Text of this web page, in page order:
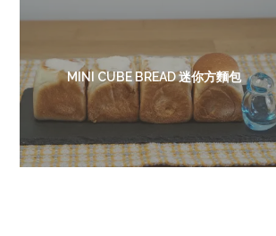
MINI CUBE BREAD 迷你方麵包